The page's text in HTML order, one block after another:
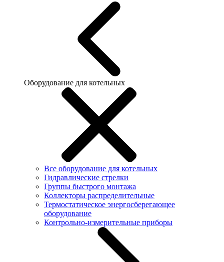
Оборудование для котельных
Все оборудование для котельных
Гидравлические стрелки
Группы быстрого монтажа
Коллекторы распределительные
Термостатическое энергосберегающее
оборудование
Контрольно-измерительные приборы